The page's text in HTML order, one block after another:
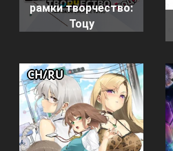
рамки творчество:
Тоцу
CH/RU